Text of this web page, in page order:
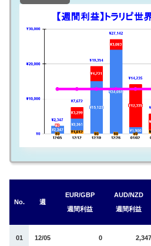
No. 週
EUR/GBP
週間利益
AUD/NZD
週間利益
01 12/05 0 2,347